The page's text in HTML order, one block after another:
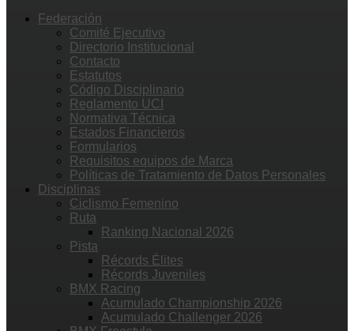
Federación
Comité Ejecutivo
Directorio Institucional
Contacto
Estatutos
Código Disciplinario
Reglamento UCI
Normativa Técnica
Estados Financieros
Formularios
Requisitos equipos de Marca
Políticas de Tratamiento de Datos Personales
Disciplinas
Ciclismo Femenino
Ruta
Ranking Nacional 2026
Pista
Récords Élites
Récords Juveniles
BMX Racing
Acumulado Championship 2026
Acumulado Challenger 2026